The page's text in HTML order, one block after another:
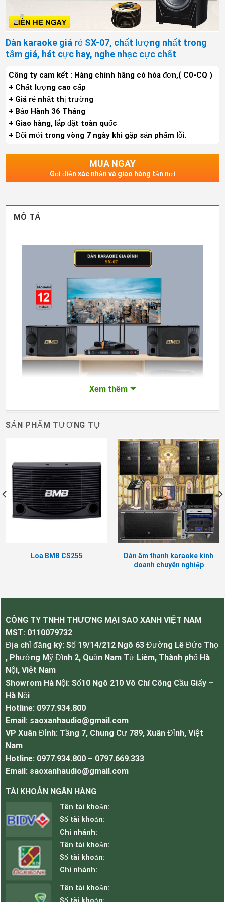
Dàn karaoke giá rẻ SX-07, chất lượng nhất trong
tầm giá, hát cực hay, nghe nhạc cực chất
Công ty cam kết : Hàng chính hãng có hóa đơn,( C0-CQ )
+ Chất lượng cao cấp
+ Giá rẻ nhất thị trường
+ Bảo Hành 36 Tháng
+ Giao hàng, lắp đặt toàn quốc
+ Đổi mới trong vòng 7 ngày khi gặp sản phẩm lỗi.
MUA NGAY
Gọi điện xác nhận và giao hàng tận nơi
MÔ TẢ
Xem thêm
SẢN PHẨM TƯƠNG TỰ
Loa BMB CS255
Dàn âm thanh karaoke kinh
doanh chuyên nghiệp
CÔNG TY TNHH THƯƠNG MẠI SAO XANH VIỆT NAM
MST: 0110079732
Địa chỉ đăng ký: Số 19/14/212 Ngõ 63 Đường Lê Đức Thọ
, Phường Mỹ Đình 2, Quận Nam Từ Liêm, Thành phố Hà
Nội, Việt Nam
Showrom Hà Nội: Số10 Ngõ 210 Võ Chí Công Cầu Giấy –
Hà Nội
Hotline: 0977.934.800
Email: saoxanhaudio@gmail.com
VP Xuân Đỉnh: Tầng 7, Chung Cư 789, Xuân Đỉnh, Việt
Nam
Hotline: 0977.934.800 – 0797.669.333
Email: saoxanhaudio@gmail.com
TÀI KHOẢN NGÂN HÀNG
Tên tài khoản:
Số tài khoản:
Chi nhánh:
Tên tài khoản:
Số tài khoản:
Chi nhánh:
Tên tài khoản: